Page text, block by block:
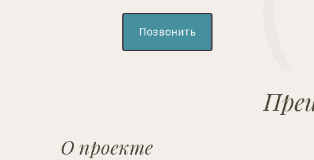
Позвонить
О проекте